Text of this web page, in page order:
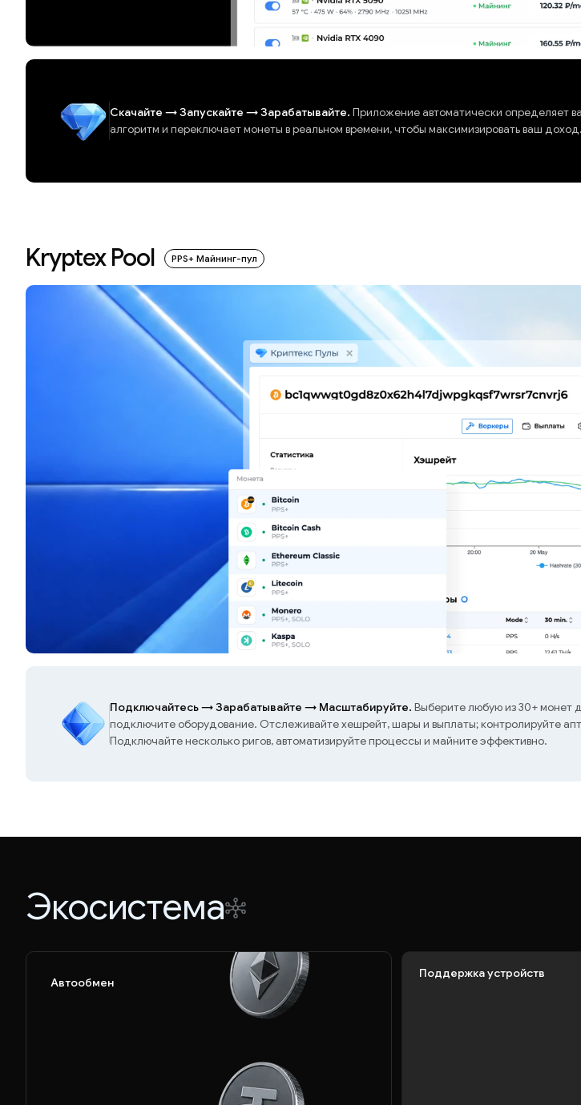
Скачайте →Запускайте →Зарабатывайте. Приложение автоматически определяет
алгоритм и переключает монеты в реальном времени, чтобы максимизировать ваш доход.
Kryptex Pool PPS+ Майнинг-пул
Подключайтесь→Зарабатывайте → Масштабируйте. Выберите любую из 30+ монет
подключите оборудование. Отслеживайте хешрейт, шары и выплаты; контролируйте
Подключайте несколько ригов, автоматизируйте процессы и майните эффективно.
Экосистема
Поддержка устройств
Автообмен